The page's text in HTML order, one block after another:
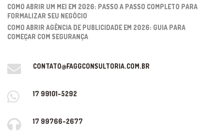
COMO ABRIR UM MEI EM 2026: PASSO A PASSO COMPLETO PARA
FORMALIZAR SEU NEGÓCIO
COMO ABRIR AGÊNCIA DE PUBLICIDADE EM 2026: GUIA PARA
COMEÇAR COM SEGURANÇA
CONTATO@FAGGCONSULTORIA.COM.BR
17 99101-5292
17 99766-2677